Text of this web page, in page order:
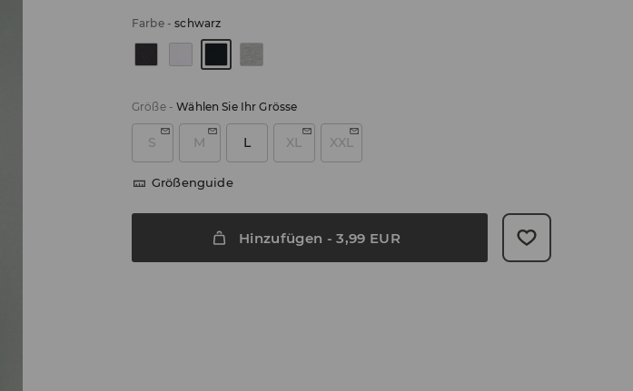
Farbe-schwarz
Größe-Wählen Sie Ihr Grösse
S M L XL XXL
Größenguide
Hinzufügen -3,99 EUR